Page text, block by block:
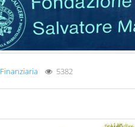
Finanziaria 5382